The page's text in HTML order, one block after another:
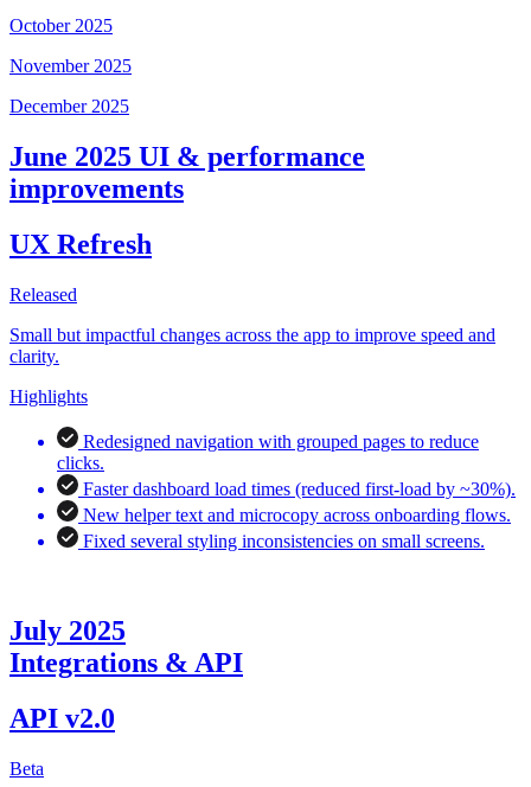
October 2025
November 2025
December 2025
June 2025 UI & performance
improvements
UX Refresh
Released
Small but impactful changes across the app to improve speed and
clarity.
Highlights
Redesigned navigation with grouped pages to reduce
clicks.
Faster dashboard load times (reduced first-load by ~30%).
New helper text and microcopy across onboarding flows.
Fixed several styling inconsistencies on small screens.
July 2025
Integrations & API
API v2.0
Beta